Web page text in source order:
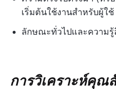
เริ่มต้นใช้งานสำหรับผู้ใช้
ลักษณะทั่วไปและความ
การวิเคราะห์คุณ